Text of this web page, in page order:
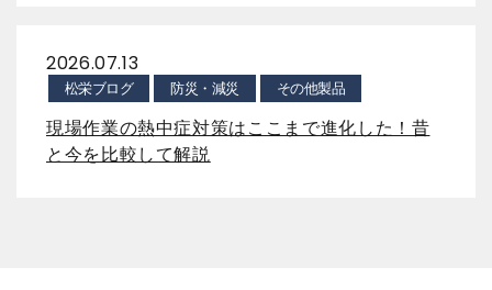
2026.07.13
松栄ブログ 防災・減災 その他製品
現場作業の熱中症対策はここまで進化した！昔
と今を比較して解説